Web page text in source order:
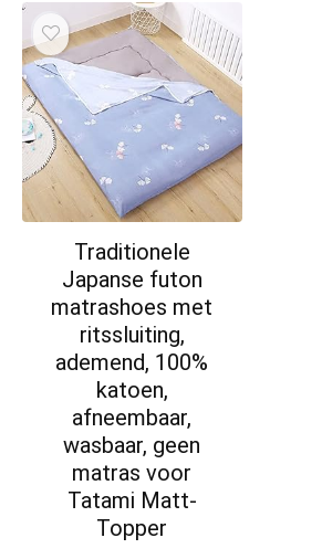
Traditionele
Japanse futon
matrashoes met
ritssluiting,
ademend, 100%
katoen,
afneembaar,
wasbaar, geen
matras voor
Tatami Matt-
Topper